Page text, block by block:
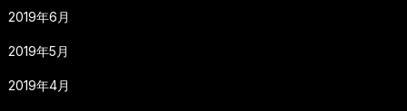
2019年6月
2019年5月
2019年4月